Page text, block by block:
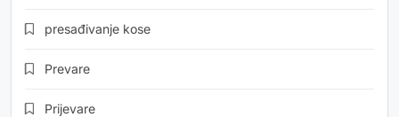
presađivanje kose
Prevare
Prijevare